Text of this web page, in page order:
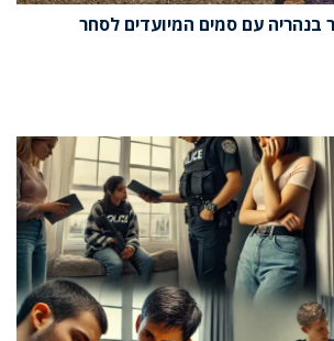
בנהריה עם סמים המיועדים לסחר